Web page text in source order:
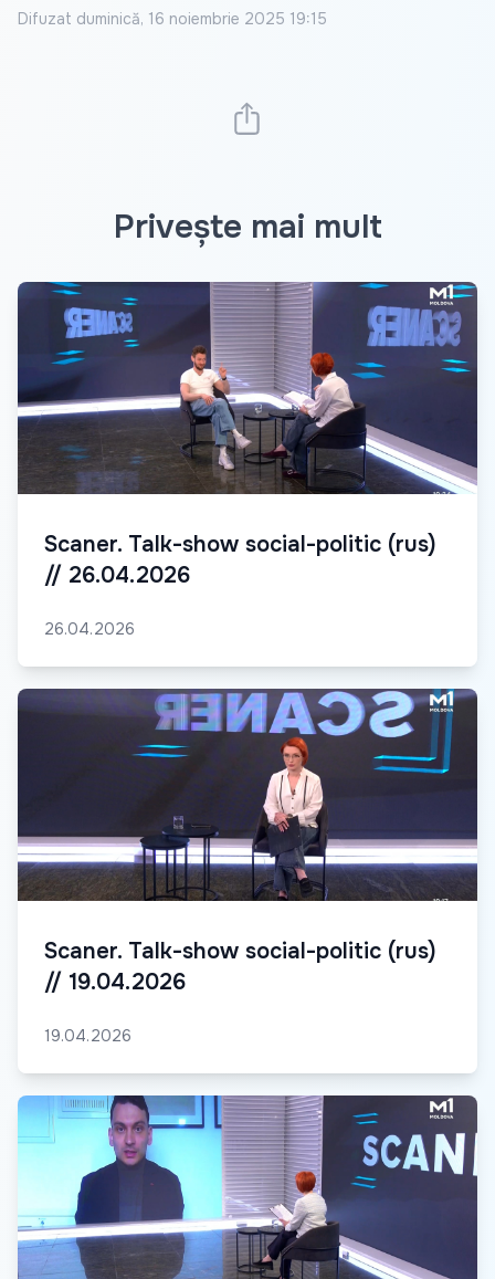
Difuzat duminică, 16 noiembrie 2025 19:15
Privește mai mult
Scaner. Talk-show social-politic (rus)
// 26.04.2026
26.04.2026
Scaner. Talk-show social-politic (rus)
// 19.04.2026
19.04.2026